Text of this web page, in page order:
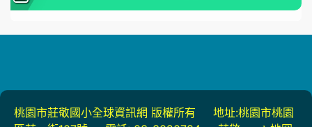
桃園市莊敬國小全球資訊網 版權所有 地址:桃園市桃園